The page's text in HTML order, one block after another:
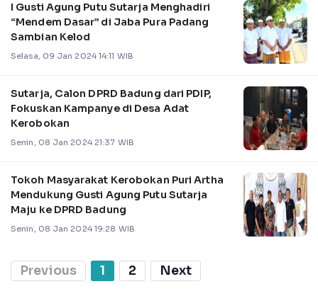
I Gusti Agung Putu Sutarja Menghadiri
“Mendem Dasar” di Jaba Pura Padang
Sambian Kelod
Selasa, 09 Jan 2024 14:11 WIB
Sutarja, Calon DPRD Badung dari PDIP,
Fokuskan Kampanye di Desa Adat
Kerobokan
Senin, 08 Jan 2024 21:37 WIB
Tokoh Masyarakat Kerobokan Puri Artha
Mendukung Gusti Agung Putu Sutarja
Maju ke DPRD Badung
Senin, 08 Jan 2024 19:28 WIB
Previous 1 2 Next